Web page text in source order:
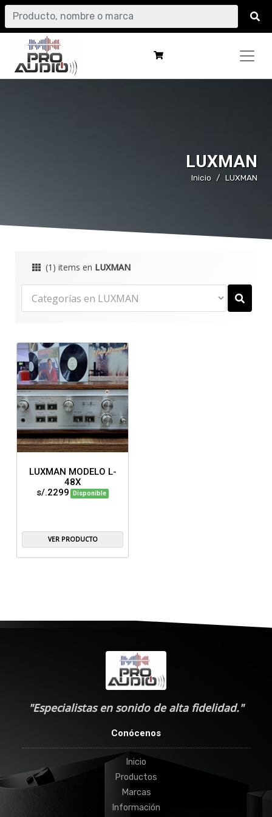
LUXMAN
Inicio LUXMAN
(1) items en LUXMAN
LUXMAN MODELO L-
48X
s/.2299
Disponible
VER PRODUCTO
"Especialistas en sonido de alta fidelidad."
Conócenos
Inicio
Productos
Marcas
Información